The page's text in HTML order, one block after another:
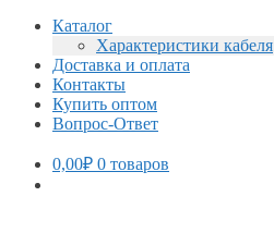
Каталог
Характеристики кабеля
Доставка и оплата
Контакты
Купить оптом
Вопрос-Ответ
0,00₽ 0 товаров